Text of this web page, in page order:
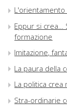
L'orientamento
Eppur si crea…
formazione
Imitazione,
La paura della
La politica
Stra-ordinarie